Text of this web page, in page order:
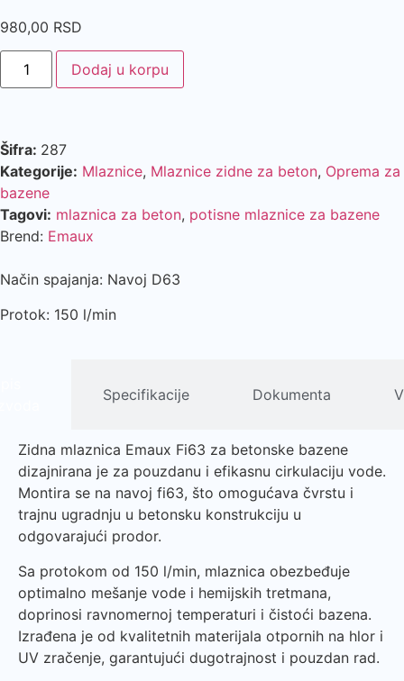
980,00 RSD
Dodaj u korpu
Šifra: 287
Kategorije: Mlaznice, Mlaznice zidne za beton, Oprema za
bazene
Tagovi: mlaznica za beton, potisne mlaznice za bazene
Brend: Emaux
Način spajanja: Navoj D63
Protok: 150 l/min
Specifikacije Dokumenta
Zidna mlaznica Emaux Fi63 za betonske bazene
dizajnirana je za pouzdanu i efikasnu cirkulaciju vode.
Montira se na navoj fi63, što omogućava čvrstu i
trajnu ugradnju u betonsku konstrukciju u
odgovarajući prodor.
Sa protokom od 150 l/min, mlaznica obezbeđuje
optimalno mešanje vode i hemijskih tretmana,
doprinosi ravnomernoj temperaturi i čistoći bazena.
Izrađena je od kvalitetnih materijala otpornih na hlor i
UV zračenje, garantujući dugotrajnost i pouzdan rad.